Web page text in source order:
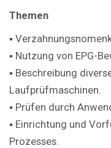
Themen
▪
▪ Nutzung von EPG-
▪ Beschreibung
Laufprüfmaschinen.
▪ Prüfen durch
▪ Einrichtung und
Prozesses.